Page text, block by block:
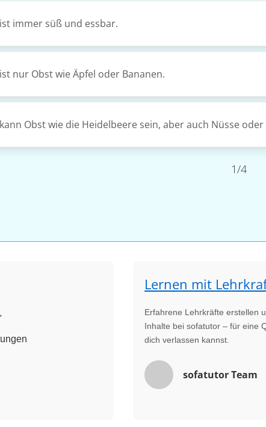
immer süß und essbar.
nur Obst wie Äpfel oder Bananen.
Obst wie die Heidelbeere sein, aber auch Nüsse
1/4
Lernen mit
Erfahrene Lehrkräfte erstellen
Inhalte bei sofatutor – für eine
dich verlassen kannst.
sofatutor Team